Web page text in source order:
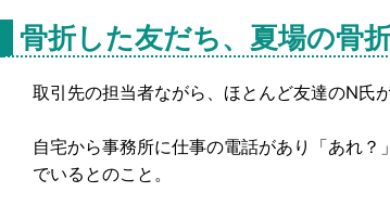
骨折した友だち、夏場の骨
取引先の担当者ながら、ほとんど友達のN氏
自宅から事務所に仕事の電話があり「あれ
でいるとのこと。